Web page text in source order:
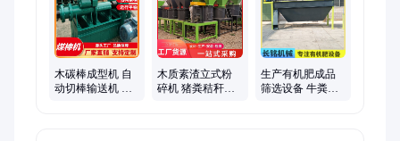
棒机、制棒机、粉碎机锤头、破碎机锤头、破碎机衬板、球磨机
衬板、高锰钢锤头、耐磨锤头、高铬合金锤头、破碎机筛板、制
砂机锤头
木碳棒成型机 自
动切棒输送机 杂
木质素渣立式粉
碎机 猪粪秸秆破
生产有机肥成品
筛选设备 牛粪滚